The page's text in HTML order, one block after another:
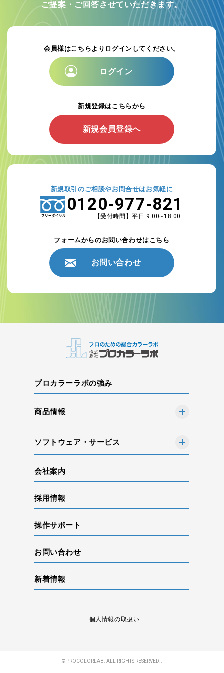
ご提案・ご回答させていただきます。
会員様はこちらよりログインしてください。
ログイン
新規登録はこちらから
新規会員登録へ
新規取引のご相談やお問合せはお気軽に
0120-977-821
【受付時間】平日 9:00~18:00
フォームからのお問い合わせはこちら
お問い合わせ
個人情報の取扱い
プロカラーラボの強み
商品情報
ソフトウェア・サービス
会社案内
採用情報
操作サポート
お問い合わせ
新着情報
© PROCOLORLAB. ALL RIGHTS RESERVED..